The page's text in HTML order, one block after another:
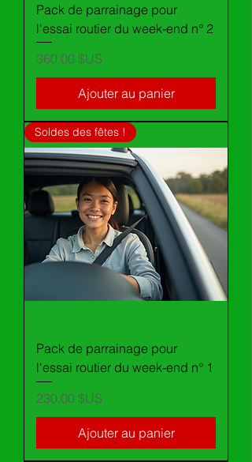
Pack de parrainage pour
l'essai routier du week-end n° 2
Prix
360,00 $US
Ajouter au panier
Soldes des fêtes !
Pack de parrainage pour
l'essai routier du week-end n° 1
Prix
230,00 $US
Ajouter au panier